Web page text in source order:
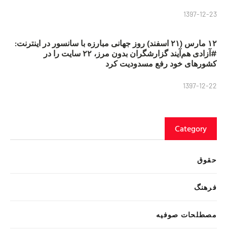
1397-12-23
۱۲ مارس (۲۱ اسفند) روز جهانی مبارزه با سانسور در اینترنت:
#آزادی هم‌آیند گزارشگران‌ بدون مرز، ۲۲ سایت را در
کشورهای خود رفع مسدودیت کرد
1397-12-22
Category
حقوق
فرهنگ
مصطلحات صوفیه